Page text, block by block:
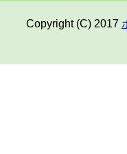
Copyright (C) 2017